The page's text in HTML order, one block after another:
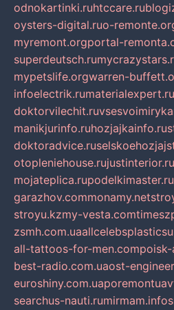
odnokartinki.ruhtccare.ru
oysters-digital.ruo-
myremont.orgportal-
superdeutsch.ru
mypetslife.orgwarren-
infoelectrik.rumaterialexpert.ru
doktorvilechit.ru
manikjurinfo.ruhozjajkainfo.ru
doktoradvice.ru
otopleniehouse.rujustinterior.ru
mojateplica.rupodelkimaster.ru
garazhov.commonamy.net
stroyu.kzmy-vesta.com
zsmh.com.ua
all-tattoos-for-men.com
best-radio.com.uaost-
euroshiny.com.ua
searchus-nauti.rumirmam.info